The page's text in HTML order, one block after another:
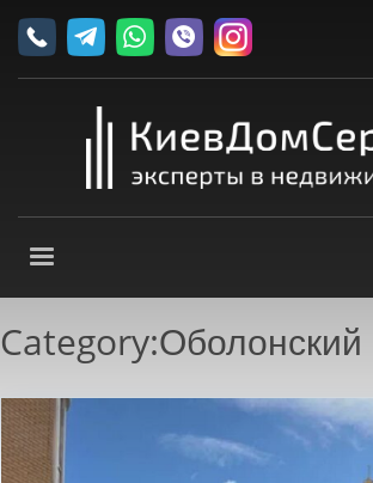
Category:Оболонский